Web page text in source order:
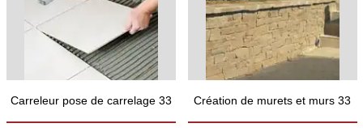
Carreleur pose de carrelage 33 Création de murets et murs 33